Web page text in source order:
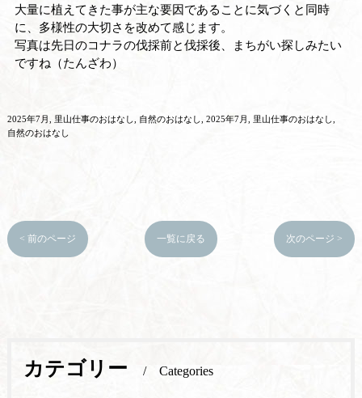
大量に植えてきた事が主な要因であることに気づくと同時
に、多様性の大切さを改めて感じます。
写真は先日のコナラの伐採前と伐採後、まちがい探しみたい
ですね（たんざわ）
2025年7月 里山仕事のおはなし 自然のおはなし 2025年7月
里山仕事のおはなし
自然のおはなし
< 前のページ 一覧に戻る 次のページ >
カテゴリー Categories